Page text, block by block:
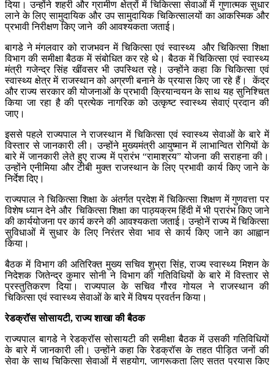
दिया। उन्होंने शहरी और ग्रामीण क्षेत्रों में चिकित्सा सेवाओं में गुणात्मक सुधार
लाने के लिए सामुदायिक और उप सामुदायिक चिकित्सालयों का आकस्मिक और
प्रभावी निरीक्षण किए जाने की आवश्यकता जताई।
बागडे ने मंगलवार को राजभवन में चिकित्सा एवं स्वास्थ्य और चिकित्सा शिक्षा
विभाग की समीक्षा बैठक में संबोधित कर रहे थे। बैठक में चिकित्सा एवं स्वास्थ्य
मंत्री गजेन्द्र सिंह खींवसर भी उपस्थित रहे। उन्होंने कहा कि चिकित्सा एवं
स्वास्थ्य क्षेत्र में राजस्थान को अग्रणी बनाने के प्रयास किए जा रहे हैं। केंद्र
और राज्य सरकार की योजनाओं के प्रभावी क्रियान्वयन के साथ यह सुनिश्चित
किया जा रहा है की प्रत्येक नागरिक को उत्कृष्ट स्वास्थ्य सेवाएं प्रदान की
जाए।
इससे पहले राज्यपाल ने राजस्थान में चिकित्सा एवं स्वास्थ्य सेवाओं के बारे में
विस्तार से जानकारी ली। उन्होंने मुख्यमंत्री आयुष्मान में लाभान्वित रोगियों के
बारे में जानकारी लेते हुए राज्य में प्रारंभ “रामाश्रय” योजना की सराहना की।
उन्होंने एनीमिया और टीबी मुक्त राजस्थान के लिए प्रभावी कार्य किए जाने के
निर्देश दिए।
राज्यपाल ने चिकित्सा शिक्षा के अंतर्गत प्रदेश में चिकित्सा शिक्षण में गुणवत्ता पर
विशेष ध्यान देने और चिकित्सा शिक्षा का पाठ्यक्रम हिंदी में भी प्रारंभ किए जाने
की कार्ययोजना पर कार्य करने की आवश्यकता जताई। उन्होनें राज्य में चिकित्सा
सुविधाओं में सुधार के लिए निरंतर सेवा भाव से कार्य किए जाने का आह्वान
किया।
बैठक में विभाग की अतिरिक्त मुख्य सचिव शुभ्रा सिंह, राज्य स्वास्थ्य मिशन के
निदेशक जितेन्द्र कुमार सोनी ने विभाग की गतिविधियों के बारे में विस्तार से
प्रस्तुतिकरण दिया। राज्यपाल के सचिव गौरव गोयल ने राजस्थान की
चिकित्सा एवं स्वास्थ्य सेवाओं के बारे में विषय प्रवर्तन किया।
रेडक्रॉस सोसायटी,राज्य शाखा की बैठक
राज्यपाल बागडे ने रेडक्रॉस सोसायटी की समीक्षा बैठक में उसकी गतिविधियों
के बारे में जानकारी ली। उन्होंने कहा कि रेडक्रॉस के तहत पीड़ित जनों की
सेवा के साथ चिकित्सा सेवाओं में सहयोग, जागरूकता लिए सतत प्रयास किए